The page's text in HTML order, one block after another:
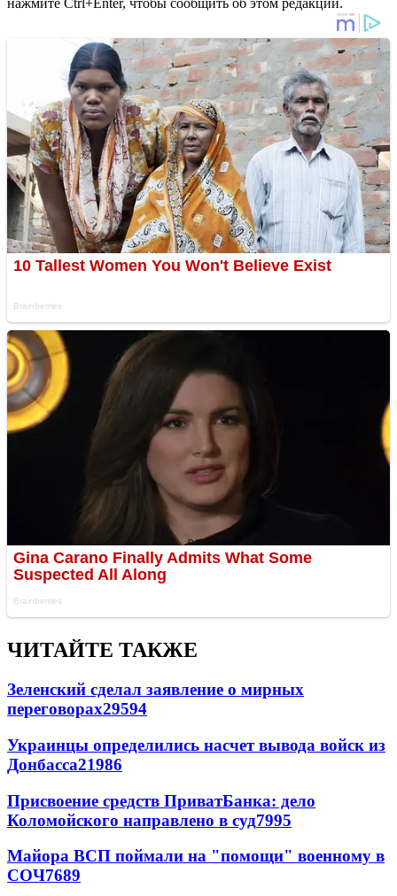
ЧИТАЙТЕ ТАКЖЕ
Зеленский сделал заявление о мирных
переговорах29594
Украинцы определились насчет вывода войск из
Донбасса21986
Присвоение средств ПриватБанка: дело
Коломойского направлено в суд7995
Майора ВСП поймали на "помощи" военному в
СОЧ7689